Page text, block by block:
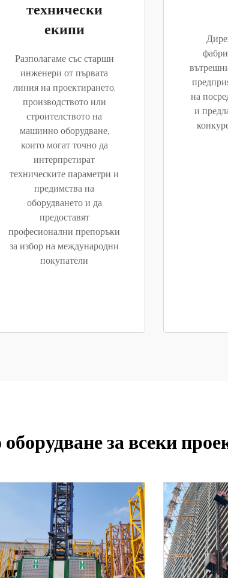
технически
екипи
Разполагаме със старши
инженери от първата
линия на проектирането,
производството или
строителството на
машинно оборудване,
които могат точно да
интерпретират
техническите параметри и
предимства на
оборудването и да
предоставят
професионални препоръки
за избор на международни
покупатели
на
и
за всеки